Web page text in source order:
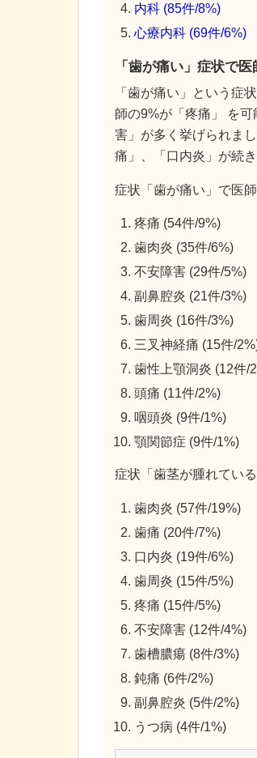
内科 (85件/8%)
心療内科 (69件/6%)
「歯が痛い」症状で
「歯が痛い」という症
師の9%が「疼痛」 を
害」が多く挙げられま
痛」、「口内炎」が続き
症状「歯が痛い」で医
疼痛 (54件/9%)
歯肉炎 (35件/6%)
不安障害 (29件/5%)
副鼻腔炎 (21件/3%)
歯周炎 (16件/3%)
三叉神経痛 (15件/
歯性上顎洞炎 (12件/
頭痛 (11件/2%)
咽頭炎 (9件/1%)
顎関節症 (9件/1%)
症状「歯茎が腫れてい
歯肉炎 (57件/19%)
歯痛 (20件/7%)
口内炎 (19件/6%)
歯周炎 (15件/5%)
疼痛 (15件/5%)
不安障害 (12件/4%)
歯槽膿瘍 (8件/3%)
鈍痛 (6件/2%)
副鼻腔炎 (5件/2%)
うつ病 (4件/1%)